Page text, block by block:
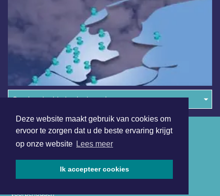
Deze website maakt gebruik van cookies om
ervoor te zorgen dat u de beste ervaring krijgt
op onze website Lees meer
Ik accepteer cookies
Overige dagbladen in de regio
voorbehouden
Algemene voorwaarden
Disclaimer